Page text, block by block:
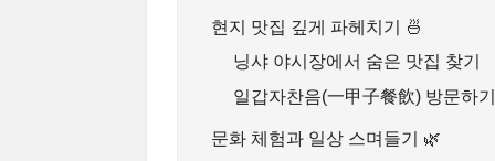
현지 맛집 깊게 파헤치기 🍜
닝샤 야시장에서 숨은 맛집 찾기
일갑자찬음(一甲子餐飲) 방문하기
문화 체험과 일상 스며들기 🌿